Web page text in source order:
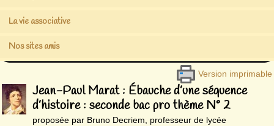
La vie associative
Nos sites amis
Version imprimable
Jean-Paul Marat : Ébauche d’une séquence
d’histoire : seconde bac pro thème N° 2
proposée par Bruno Decriem, professeur de lycée